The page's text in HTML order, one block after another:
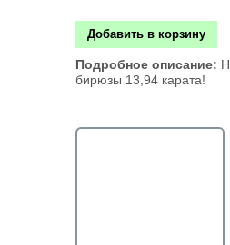
Добавить в корзину
Подробное описание:
бирюзы 13,94 карата!